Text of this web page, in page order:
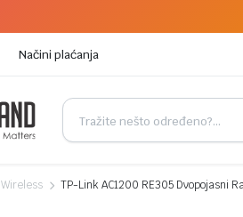
Načini plaćanja
Wireless TP-Link AC1200 RE305 Dvopojasni